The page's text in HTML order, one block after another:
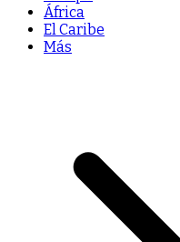
África
El Caribe
Más